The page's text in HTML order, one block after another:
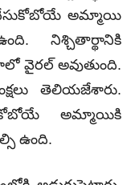
అమ్మాయి
నిశ్చితార్థానికి
అవుతుంది.
తెలియజేశారు.
అమ్మాయికి
ఉంది.